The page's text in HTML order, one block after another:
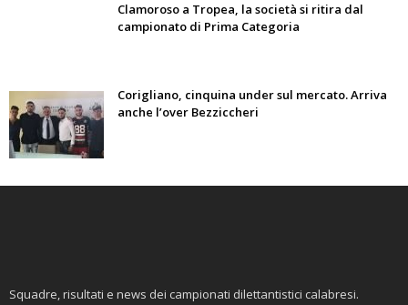
Clamoroso a Tropea, la società si ritira dal
campionato di Prima Categoria
Corigliano, cinquina under sul mercato. Arriva
anche l’over Bezziccheri
Squadre, risultati e news dei campionati dilettantistici calabresi.